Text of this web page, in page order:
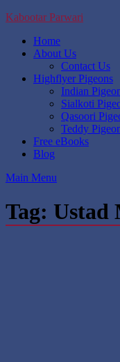
Skip
content
Kabootar Parwari
Home
About Us
Contact Us
Highflyer Pigeons
Indian
Sialkoti
Qasoori
Teddy
Free eBooks
Blog
Main Menu
Tag: Ustad